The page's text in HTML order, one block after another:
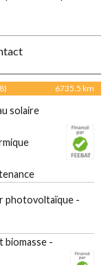
6735.5 km
solaire
photovoltaïque -
biomasse -